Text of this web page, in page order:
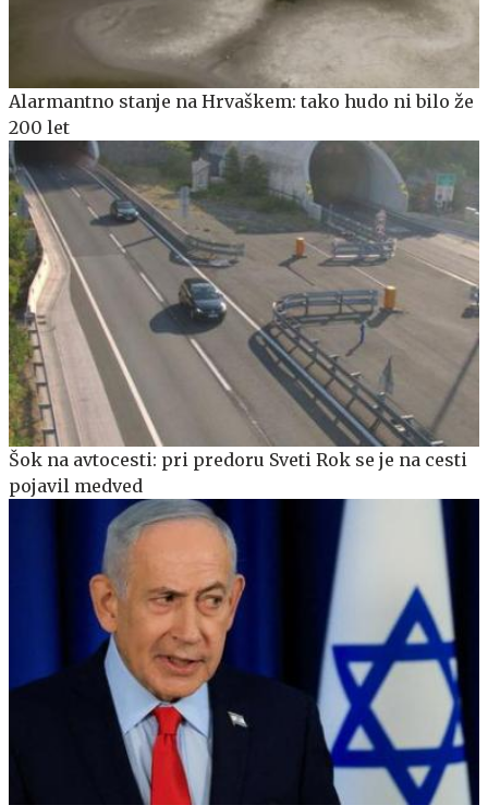
Alarmantno stanje na Hrvaškem: tako hudo ni bilo že
200 let
Šok na avtocesti: pri predoru Sveti Rok se je na cesti
pojavil medved